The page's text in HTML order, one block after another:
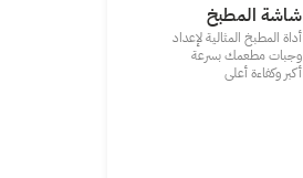
شاشة المطبخ
أداة المطبخ المثالية لإعداد
وجبات مطعمك بسرعة
أكبر وكفاءة أعلى